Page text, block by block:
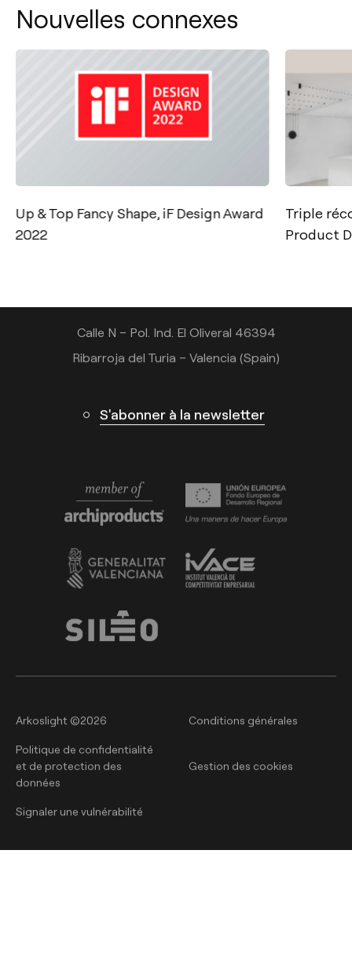
Nouvelles connexes
Up & Top Fancy Shape, iF Design Award
2022
Triple
Product
Contact
Calle N – Pol. Ind. El Oliveral 46394
Ribarroja del Turia – Valencia (Spain)
S'abonner à la newsletter
Arkoslight ©2026 Conditions générales
Politique de confidentialité
et de protection des
données
Gestion des cookies
Signaler une vulnérabilité